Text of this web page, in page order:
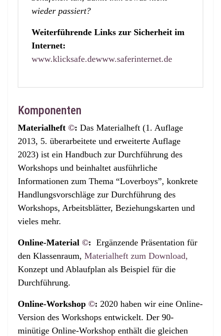
wieder passiert?
Weiterführende Links zur Sicherheit im
Internet:
www.klicksafe.dewww.saferinternet.de
Komponenten
Materialheft ©: Das Materialheft (1. Auflage
2013, 5. überarbeitete und erweiterte Auflage
2023) ist ein Handbuch zur Durchführung des
Workshops und beinhaltet ausführliche
Informationen zum Thema “Loverboys”, konkrete
Handlungsvorschläge zur Durchführung des
Workshops, Arbeitsblätter, Beziehungskarten und
vieles mehr.
Online-Material ©: Ergänzende Präsentation für
den Klassenraum, Materialheft zum Download,
Konzept und Ablaufplan als Beispiel für die
Durchführung.
Online-Workshop ©: 2020 haben wir eine Online-
Version des Workshops entwickelt. Der 90-
minütige Online-Workshop enthält die gleichen